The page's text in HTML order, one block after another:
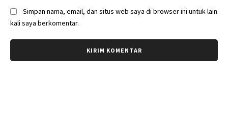
Simpan nama, email, dan situs web saya di browser ini untuk lain
kali saya berkomentar.